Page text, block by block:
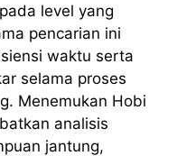
level yang
pencarian ini
waktu serta
selama proses
Menemukan Hobi
analisis
jantung,